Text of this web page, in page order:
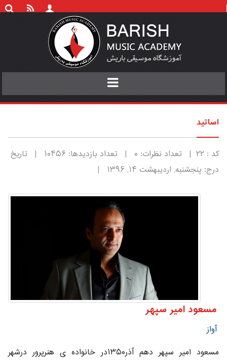
Toggle
navigation
اساتید
کد : ۲۲ | تعداد نظرات: ۰ | تعداد بازدیدها: ۱۰۴۵۶ | تاریخ
درج: پنجشنبه, ارديبهشت ۱۴, ۱۳۹۶ |
مسعود امیر سپهر
آواز
مسعود امیر سپهر دهم آذر۱۳۵۰در خانواده ی هنرپرور درشهر